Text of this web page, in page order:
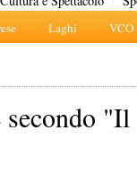
Laghi VCO
"Il